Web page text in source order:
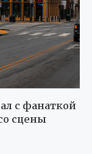
с фанаткой
сцены